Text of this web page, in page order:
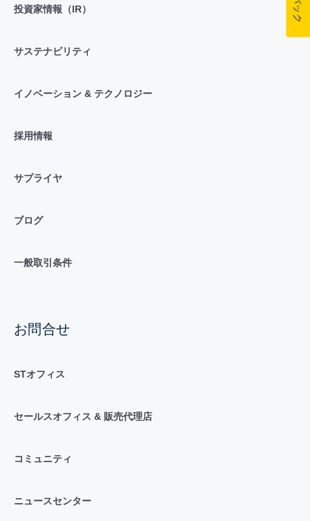
投資家情報（IR）
サステナビリティ
イノベーション & テクノロジー
採用情報
サプライヤ
ブログ
一般取引条件
お問合せ
STオフィス
セールスオフィス & 販売代理店
コミュニティ
ニュースセンター